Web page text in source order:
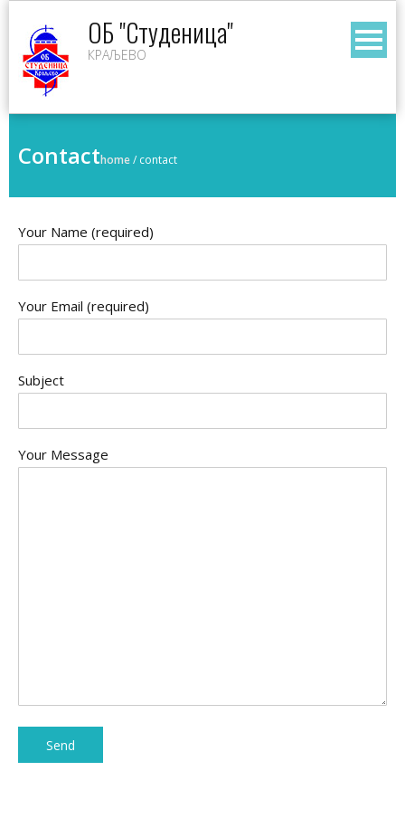
content
ОБ "Студеница"
КРАЉЕВО
Contacthome/ contact
Your Name (required)
Your Email (required)
Subject
Your Message